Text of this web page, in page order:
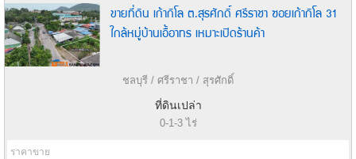
ขายที่ดิน เก้ากิโล ต.สุรศักดิ์ ศรีราชา ซอยเก้ากิโล 31
ใกล้หมู่บ้านเอื้อาทร เหมาะเปิดร้านค้า
ชลบุรี / ศรีราชา / สุรศักดิ์
ที่ดินเปล่า
0-1-3 ไร่
ราคาขาย